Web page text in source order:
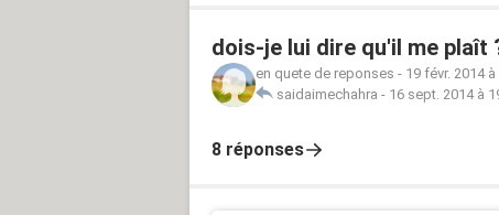
dois-je lui dire qu'il me plaît
en quete de reponses - 19 févr. 2014
saidaimechahra - 16 sept. 2014 à
8 réponses